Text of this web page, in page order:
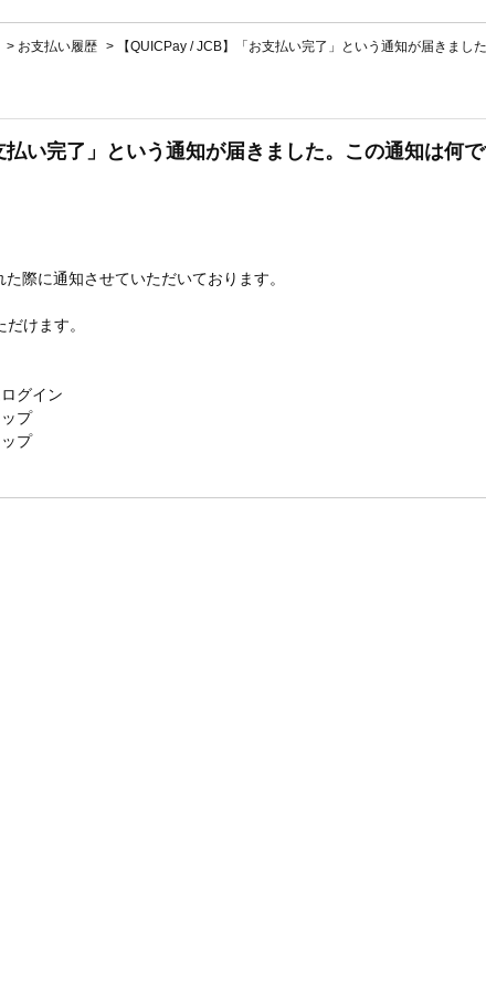
> お支払い履歴 >
【QUICPay / JCB】「お支払い完了」という通知が届きまし
払い完了」という通知が届きました。この通知は何で
際に通知させていただいております。
けます。
グイン
プ
プ